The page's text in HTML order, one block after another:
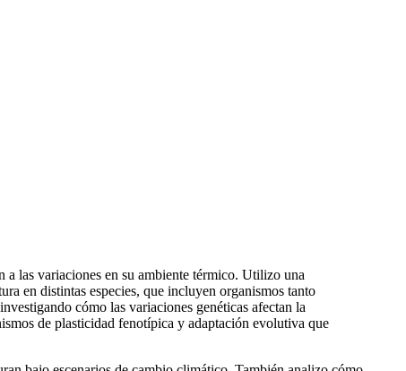
las variaciones en su ambiente térmico. Utilizo una
en distintas especies, que incluyen organismos tanto
cómo las variaciones genéticas afectan la
de plasticidad fenotípica y adaptación evolutiva que